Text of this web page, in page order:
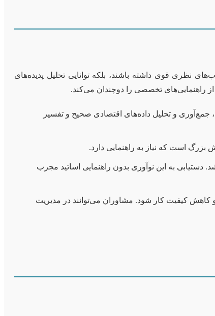
نظری قوی داشته باشند، بلکه توانایی تحلیل پدیده‌های
از راهنمایی‌های تخصصی را دوچندان می‌کند.
و تحلیل داده‌های اقتصادی صحیح و تفسیر
بزرگ است که نیاز به راهنمایی دارد.
دستیابی به این نوآوری بدون راهنمایی اساتید مجرب
و کاهش کیفیت کار شود. مشاوران می‌توانند در مدیریت